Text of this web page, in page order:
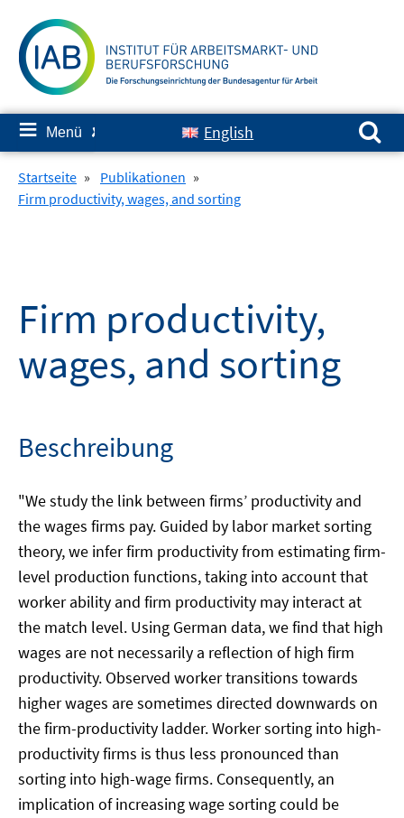
zum
Inhalt
≡ Menü ✘ English
Suchen nach:
Startseite » Publikationen »
Firm productivity, wages, and sorting
Firm productivity,
wages, and sorting
Beschreibung
"We study the link between firms’ productivity and
the wages firms pay. Guided by labor market sorting
theory, we infer firm productivity from estimating firm-
level production functions, taking into account that
worker ability and firm productivity may interact at
the match level. Using German data, we find that high
wages are not necessarily a reflection of high firm
productivity. Observed worker transitions towards
higher wages are sometimes directed downwards on
the firm-productivity ladder. Worker sorting into high-
productivity firms is thus less pronounced than
sorting into high-wage firms. Consequently, an
implication of increasing wage sorting could be